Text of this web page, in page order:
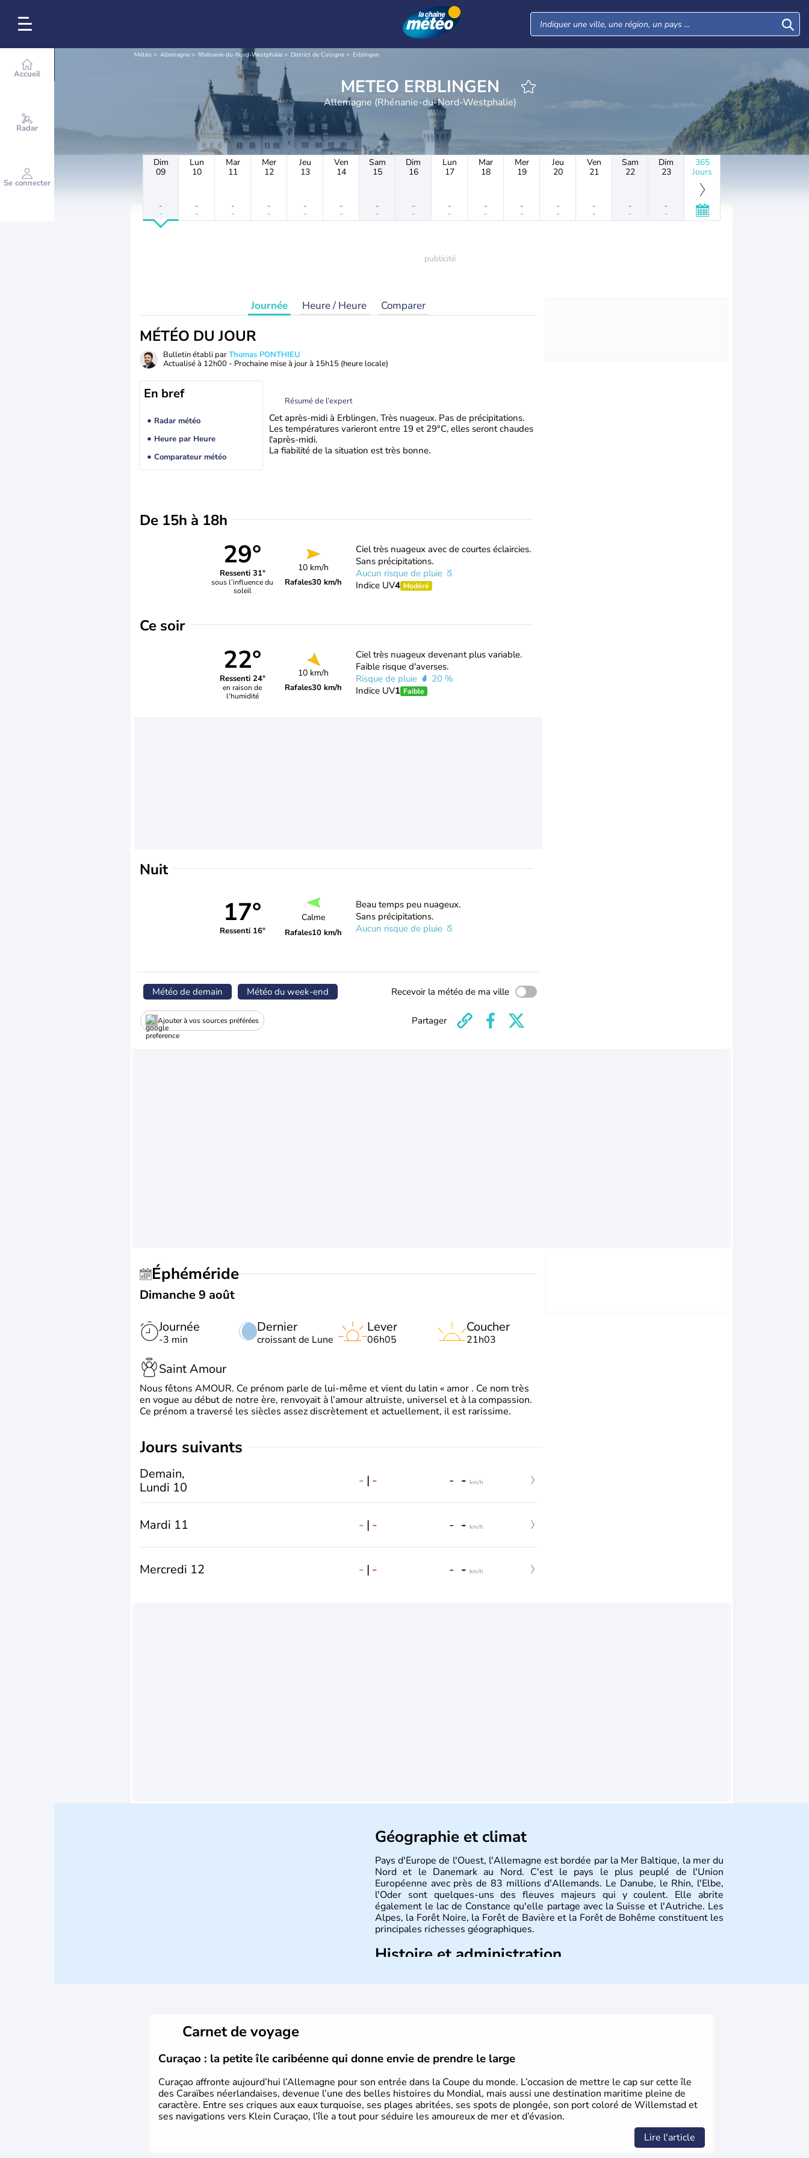
Accueil
Radar
Se connecter
Météo Allemagne Rhénanie-du-Nord-Westphalie District de Cologne Erblingen
METEO ERBLINGEN
Allemagne (Rhénanie-du-Nord-Westphalie)
Dim
09
-
-
Lun
10
-
-
Mar
11
-
-
Mer
12
-
-
Jeu
13
-
-
Ven
14
-
-
Sam
15
-
-
Dim
16
-
-
Lun
17
-
-
Mar
18
-
-
Mer
19
-
-
Jeu
20
-
-
Ven
21
-
-
Sam
22
-
-
Dim
23
-
-
365
Jours
Journée Heure / Heure Comparer
MÉTÉO DU JOUR
Bulletin établi parThomas PONTHIEU
Actualisé à 12h00 - Prochaine mise à jour à 15h15 (heure locale)
En bref
Radar météo
Heure par Heure
Comparateur météo
Résumé de l’expert
Cet après-midi à Erblingen, Très nuageux. Pas de précipitations.
Les températures varieront entre 19 et 29°C, elles seront chaudes
l'après-midi.
La fiabilité de la situation est très bonne.
De 15h à 18h
29°
Ressenti 31°
sous l’influence du
soleil
10 km/h
Rafales30 km/h
Ciel très nuageux avec de courtes éclaircies.
Sans précipitations.
Aucun risque de pluie
Indice UV4 Modéré
Ce soir
22°
Ressenti 24°
en raison de
l'humidité
10 km/h
Rafales30 km/h
Ciel très nuageux devenant plus variable.
Faible risque d'averses.
Risque de pluie
20 %
Indice UV1 Faible
Nuit
17°
Ressenti 16°
Calme
Rafales10 km/h
Beau temps peu nuageux.
Sans précipitations.
Aucun risque de pluie
Météo de demain Météo du week-end Recevoir la météo de ma ville
Ajouter à vos sources préférées Partager
Éphéméride
Dimanche 9 août
Journée
-3 min
Dernier
croissant de Lune
Lever
06h05
Coucher
21h03
Saint Amour
Nous fêtons AMOUR. Ce prénom parle de lui-même et vient du latin « amor . Ce nom très
en vogue au début de notre ère, renvoyait à l’amour altruiste, universel et à la compassion.
Ce prénom a traversé les siècles assez discrètement et actuellement, il est rarissime.
jours suivants
Demain,
Lundi 10
- | - - - km/h
Mardi 11 - | - - - km/h
Mercredi 12 - | - - - km/h
Géographie et climat
Pays d'Europe de l'Ouest, l'Allemagne est bordée par la Mer Baltique, la mer du
Nord et le Danemark au Nord. C'est le pays le plus peuplé de l'Union
Européenne avec près de 83 millions d'Allemands. Le Danube, le Rhin, l'Elbe,
l'Oder sont quelques-uns des fleuves majeurs qui y coulent. Elle abrite
également le lac de Constance qu'elle partage avec la Suisse et l'Autriche. Les
Alpes, la Forêt Noire, la Forêt de Bavière et la Forêt de Bohême constituent les
principales richesses géographiques.
Histoire et administration
Carnet de voyage
Curaçao : la petite île caribéenne qui donne envie de prendre le large
Curaçao affronte aujourd’hui l’Allemagne pour son entrée dans la Coupe du monde. L’occasion de mettre le cap sur cette île
des Caraïbes néerlandaises, devenue l’une des belles histoires du Mondial, mais aussi une destination maritime pleine de
caractère. Entre ses criques aux eaux turquoise, ses plages abritées, ses spots de plongée, son port coloré de Willemstad et
ses navigations vers Klein Curaçao, l’île a tout pour séduire les amoureux de mer et d’évasion.
Lire l'article